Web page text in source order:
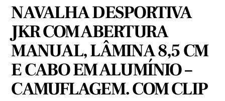
NAVALHA DESPORTIVA
JKR COM ABERTURA
MANUAL, LÂMINA 8,5 CM
E CABO EM ALUMÍNIO –
CAMUFLAGEM. COM CLIP